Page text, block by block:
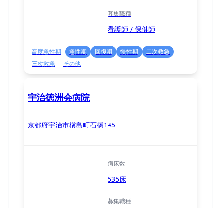
募集職種
看護師 / 保健師
高度急性期 急性期 回復期 慢性期
二次救急
三次救急
その他
宇治徳洲会病院
京都府宇治市槇島町石橋145
病床数
535床
募集職種